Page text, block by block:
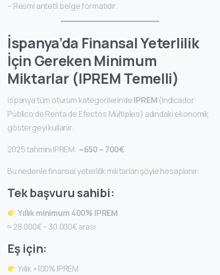
– Resmi antetli belge formatıdır.
İspanya’da Finansal Yeterlilik
İçin Gereken Minimum
Miktarlar (IPREM Temelli)
İspanya tüm oturum kategorilerindeIPREM (Indicador
Público de Renta de Efectos Múltiples) adındaki ekonomik
göstergeyi kullanır.
2025 tahmini IPREM: ~650 – 700€
Bu nedenle finansal yeterlilik miktarları şöyle hesaplanır:
Tek başvuru sahibi:
Yıllık minimum 400% IPREM
≈ 28.000€ – 30.000€ arası
Eş için:
Yıllık +100% IPREM